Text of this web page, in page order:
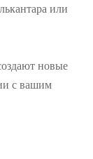
или
новые
с вашим